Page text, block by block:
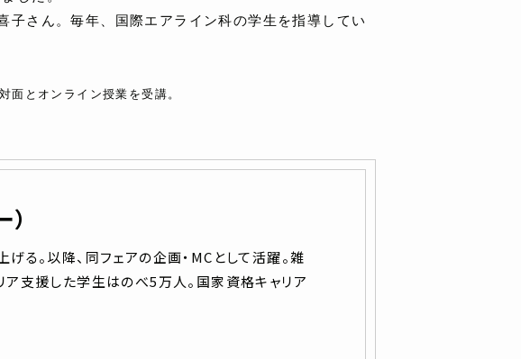
さん。毎年、国際エアライン科の学生を指導してい
とオンライン授業を受講。
る。以降、同フェアの企画・MCとして活躍。雑
ア支援した学生はのべ5万人。国家資格キャリア